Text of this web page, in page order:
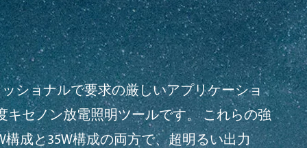
ショナルで要求の厳しいアプリケーショ
キセノン放電照明ツールです。 これらの強
構成と35W構成の両方で、超明るい出力